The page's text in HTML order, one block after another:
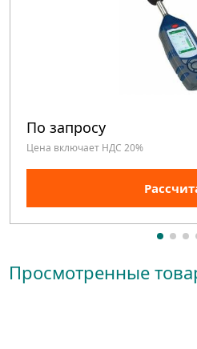
По запросу
Цена включает НДС 20%
Просмотренные